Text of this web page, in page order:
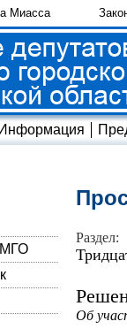
Миасса
Информация
МГО
Раздел:
Об